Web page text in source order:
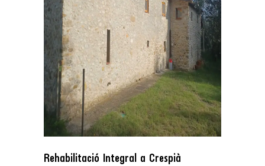
Rehabilitació Integral a Crespià